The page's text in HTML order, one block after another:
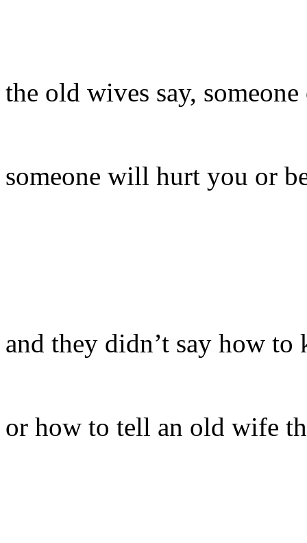
the old wives say,
someone will hurt you or
and they didn’t say how
or how to tell an old wife